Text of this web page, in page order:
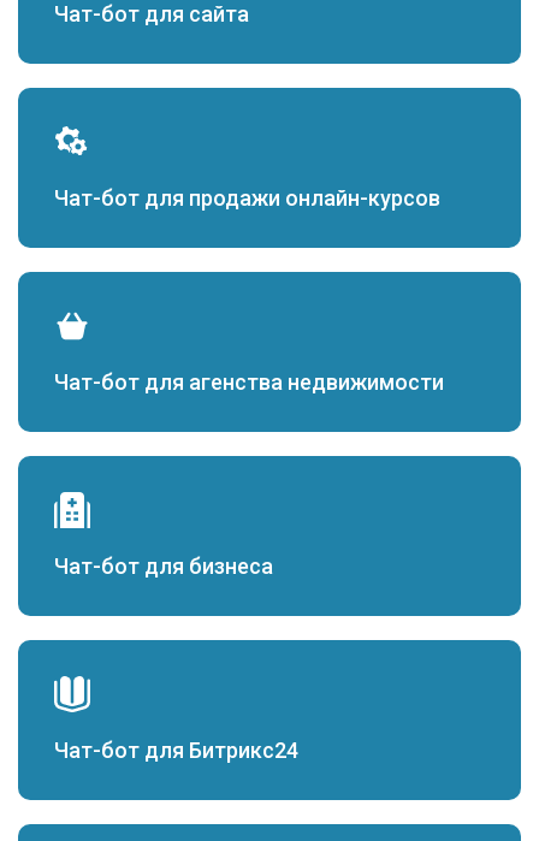
Чат-бот для сайта
Чат-бот для продажи онлайн-курсов
Чат-бот для агенства недвижимости
Чат-бот для бизнеса
Чат-бот для Битрикс24